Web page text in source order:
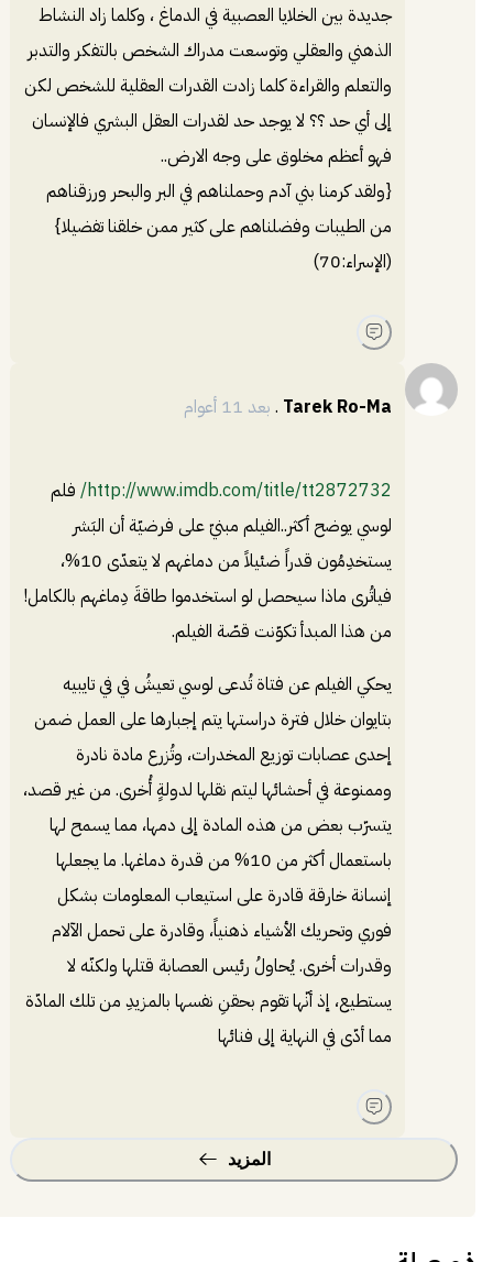
جديدة بين الخلايا العصبية في الدماغ ، وكلما زاد النشاط
الذهني والعقلي وتوسعت مدراك الشخص بالتفكر والتدبر
والتعلم والقراءة كلما زادت القدرات العقلية للشخص لكن
إلى أي حد ؟؟ لا يوجد حد لقدرات العقل البشري فالإنسان
فهو أعظم مخلوق على وجه الارض..
{ولقد كرمنا بني آدم وحملناهم في البر والبحر ورزقناهم
من الطيبات وفضلناهم على كثير ممن خلقنا تفضيلا}
(الإسراء:70)
Tarek Ro-Ma
. بعد 11 أعوام
http://www.imdb.com/title/tt2872732/ فلم
لوسي يوضح أكثر..الفيلم مبنيّ على فرضيّة أن البَشر
يستخدِمُون قدراً ضئيلاً من دماغهم لا يتعدّى 10%،
فياتُرى ماذا سيحصل لو استخدموا طاقةَ دِماغهم بالكامل!
من هذا المبدأ تكوّنت قصّة الفيلم.
يحكي الفيلم عن فتاة تُدعى لوسي تعيشُ في في تايبيه
بتايوان خلال فترة دراستها يتم إجبارها على العمل ضمن
إحدى عصابات توزيع المخدرات، وتُزرع مادة نادرة
وممنوعة في أحشائها ليتم نقلها لدولةٍ أُخرى. من غير قصد،
يتسرّب بعض من هذه المادة إلى دمها، مما يسمح لها
باستعمال أكثر من 10% من قدرة دماغها. ما يجعلها
إنسانة خارقة قادرة على استيعاب المعلومات بشكل
فوري وتحريك الأشياء ذهنياً، وقادرة على تحمل الآلام
وقدرات أخرى. يُحاولُ رئيس العصابة قتلها ولكنّه لا
يستطيع، إذ أنّها تقوم بحقنِ نفسها بالمزيدِ من تلك المادّة
مما أدّى في النهاية إلى فنائها
المزيد